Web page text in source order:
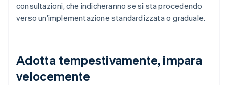
consultazioni, che indicheranno se si sta procedendo
verso un'implementazione standardizzata o graduale.
Adotta tempestivamente, impara
velocemente